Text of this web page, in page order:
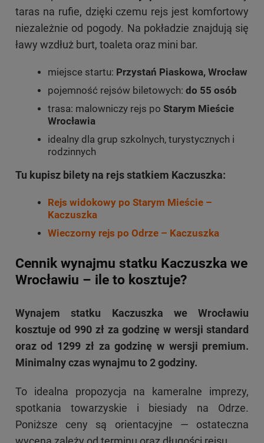
taras na rufie, dzięki czemu rejs jest komfortowy
niezależnie od pogody. Na pokładzie znajdują się
ławy wzdłuż burt, toaleta oraz mini bar.
miejsce startu: Przystań Piaskowa, Wrocław
pojemność rejsów biletowych: do 55 osób
trasa: malowniczy rejs po Starym Mieście
Wrocławia
idealny dla grup szkolnych, turystycznych i
rodzinnych
Tu kupisz bilety na rejs statkiem Kaczuszka:
Rejs widokowy po Starym Mieście –
Kaczuszka
Wieczorny rejs po Odrze – Kaczuszka
Cennik wynajmu statku Kaczuszka we
Wrocławiu – ile to kosztuje?
Wynajem statku Kaczuszka we Wrocławiu
kosztuje od 990 zł za godzinę w wersji standard
oraz od 1299 zł za godzinę w wersji premium.
Minimalny czas wynajmu to 2 godziny.
To idealna propozycja na kameralne imprezy,
spotkania towarzyskie i biesiady na Odrze.
Poniższe ceny są orientacyjne — ostateczna